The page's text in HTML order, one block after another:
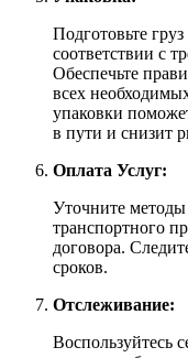
Подготовьте
соответствии с
Обеспечьте
всех
упаковки
в пути и снизит
Оплата Услуг:
Уточните методы
транспортного
договора.
сроков.
Отслеживание:
Воспользуйтесь